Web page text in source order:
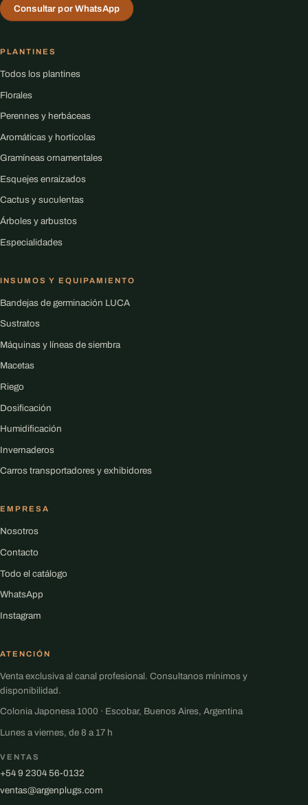
Consultar por WhatsApp
PLANTINES
Todos los plantines
Florales
Perennes y herbáceas
Aromáticas y hortícolas
Gramíneas ornamentales
Esquejes enraizados
Cactus y suculentas
Árboles y arbustos
Especialidades
INSUMOS Y EQUIPAMIENTO
Bandejas de germinación LUCA
Sustratos
Máquinas y líneas de siembra
Macetas
Riego
Dosificación
Humidificación
Invernaderos
Carros transportadores y exhibidores
EMPRESA
Nosotros
Contacto
Todo el catálogo
WhatsApp
Instagram
ATENCIÓN
Venta exclusiva al canal profesional. Consultanos mínimos y
disponibilidad.
Colonia Japonesa 1000 · Escobar, Buenos Aires, Argentina
Lunes a viernes, de 8 a 17 h
VENTAS
+54 9 2304 56-0132
ventas@argenplugs.com